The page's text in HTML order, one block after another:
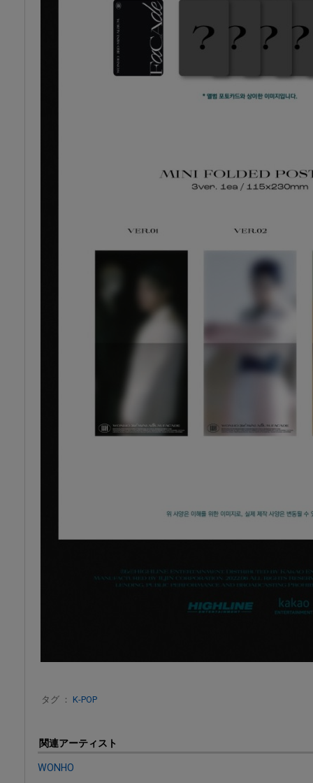
タグ ： K-POP
関連アーティスト
WONHO